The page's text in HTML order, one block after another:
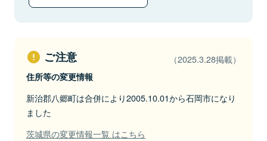
ご注意 （2025.3.28掲載）
住所等の変更情報
新治郡八郷町は合併により2005.10.01から石岡市になり
ました
茨城県の変更情報一覧 はこちら